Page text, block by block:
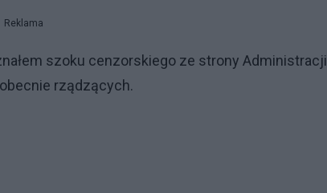
Reklama
szoku cenzorskiego ze strony Administracji
rządzących.